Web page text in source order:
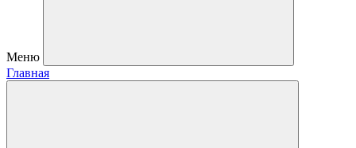
Меню
Главная